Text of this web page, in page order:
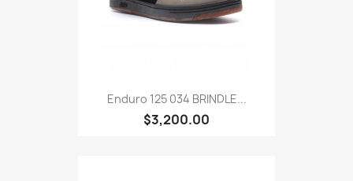
Enduro 125 034 BRINDLE...
$3,200.00